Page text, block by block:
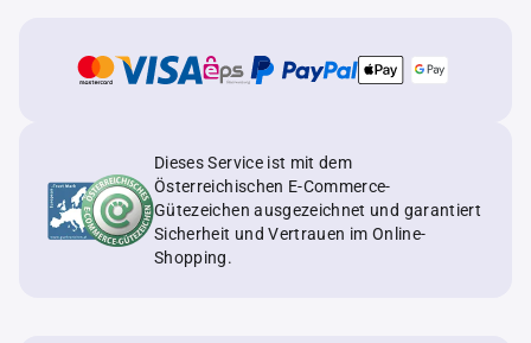
Dieses Service ist mit dem
Österreichischen E-Commerce-
Gütezeichen ausgezeichnet und garantiert
Sicherheit und Vertrauen im Online-
Shopping.